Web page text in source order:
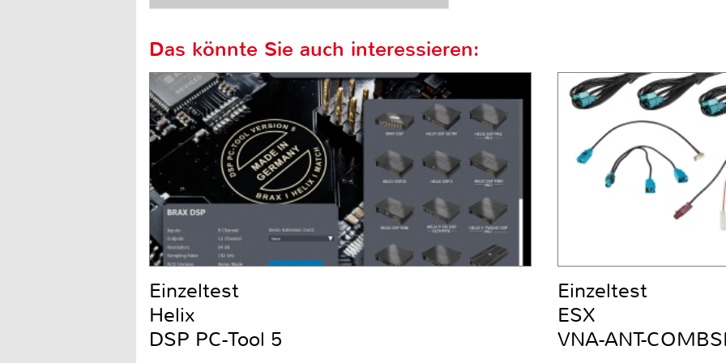
Das könnte Sie auch interessieren:
Einzeltest
Helix
DSP PC-Tool 5
Einzeltest
ESX
VNA-ANT-